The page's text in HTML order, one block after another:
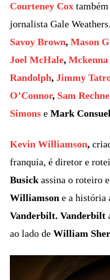
Courteney Cox
jornalista Gale Weathers.
Savoy Brown, Mason
Joel McHale,
Randolph, Jimmy
O’Connor, Sam
Simons e Mark
Kevin Williamson,
franquia, é diretor e
Busick assina o roteiro
Williamson e a história
Vanderbilt. Vanderbilt
ao lado de William